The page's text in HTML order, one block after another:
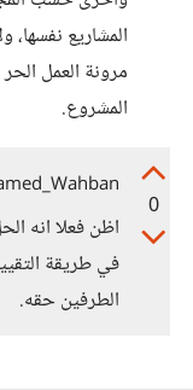
المشاريع نفسها،
مرونة العمل
المشروع.
0
اظن فعلا انه
في طريقة
الطرفين حقه.